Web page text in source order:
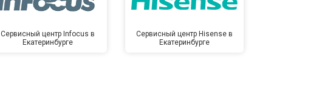
Сервисный центр Infocus в
Екатеринбурге
Сервисный центр Hisense в
Екатеринбурге